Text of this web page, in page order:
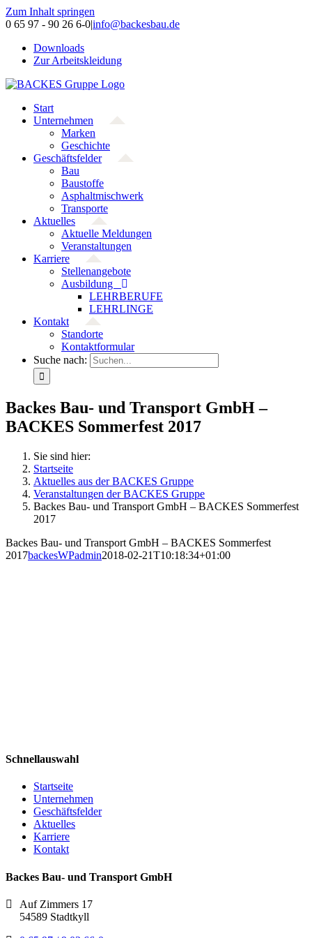
Zum Inhalt springen
0 65 97 - 90 26 6-0|info@backesbau.de
Downloads
Zur Arbeitskleidung
Start
Unternehmen
Marken
Geschichte
Geschäftsfelder
Bau
Baustoffe
Asphaltmischwerk
Transporte
Aktuelles
Aktuelle Meldungen
Veranstaltungen
Karriere
Stellenangebote
Ausbildung
LEHRBERUFE
LEHRLINGE
Kontakt
Standorte
Kontaktformular
Suche nach:
Backes Bau- und Transport GmbH –
BACKES Sommerfest 2017
Sie sind hier:
Startseite
Aktuelles aus der BACKES Gruppe
Veranstaltungen der BACKES Gruppe
Backes Bau- und Transport GmbH – BACKES Sommerfest
2017
Backes Bau- und Transport GmbH – BACKES Sommerfest
2017backesWPadmin2018-02-21T10:18:34+01:00
Schnellauswahl
Startseite
Unternehmen
Geschäftsfelder
Aktuelles
Karriere
Kontakt
Backes Bau- und Transport GmbH
Auf Zimmers 17
54589 Stadtkyll